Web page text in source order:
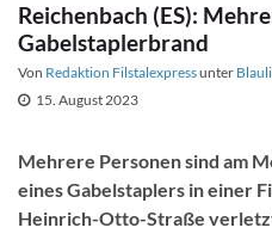
Reichenbach (ES):
Gabelstaplerbrand
Von Redaktion Filstalexpressunter
15. August 2023
Mehrere Personen sind am
eines Gabelstaplers in einer
Heinrich-Otto-Straße